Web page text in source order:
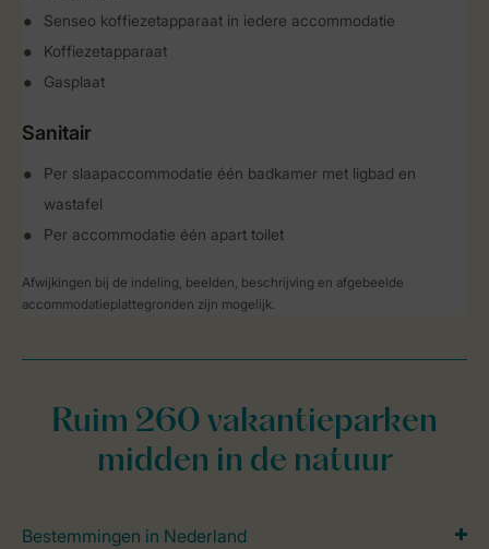
Senseo koffiezetapparaat in iedere accommodatie
Koffiezetapparaat
Gasplaat
Sanitair
Per slaapaccommodatie één badkamer met ligbad en
wastafel
Per accommodatie één apart toilet
Afwijkingen bij de indeling, beelden, beschrijving en afgebeelde
accommodatieplattegronden zijn mogelijk.
Ruim 260 vakantieparken
midden in de natuur
Bestemmingen in Nederland